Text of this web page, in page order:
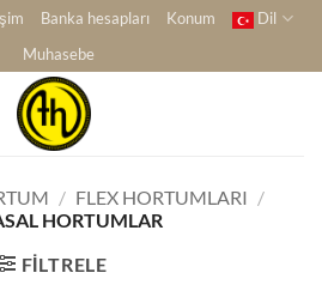
Banka hesapları Konum
Dil
Muhasebe
/ FLEX HORTUMLARI /
HORTUMLAR
FILTRELE